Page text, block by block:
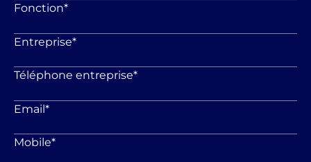
Fonction*
Entreprise*
Téléphone entreprise*
Email*
Mobile*